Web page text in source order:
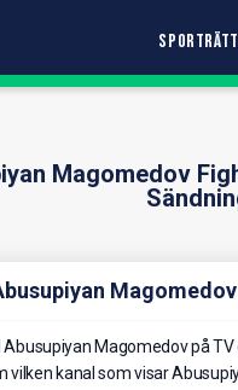
Magomedov
Magomedov på
kanal som visar